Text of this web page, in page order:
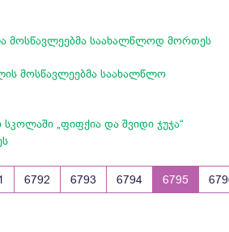
მოსწავლეებმა საახალწლოდ მორთეს
მოსწავლეებმა საახალწლო
„ფიფქია და შვიდი ჯუჯა“
6792 6793 6794 6795